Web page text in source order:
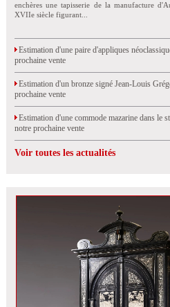
enchères une tapisserie de la manufacture
XVIIe siècle figurant...
Estimation d'une paire d'appliques
prochaine vente
Estimation d'un bronze signé Jean-Louis
prochaine vente
Estimation d'une commode mazarine dans le
notre prochaine vente
Voir toutes les actualités